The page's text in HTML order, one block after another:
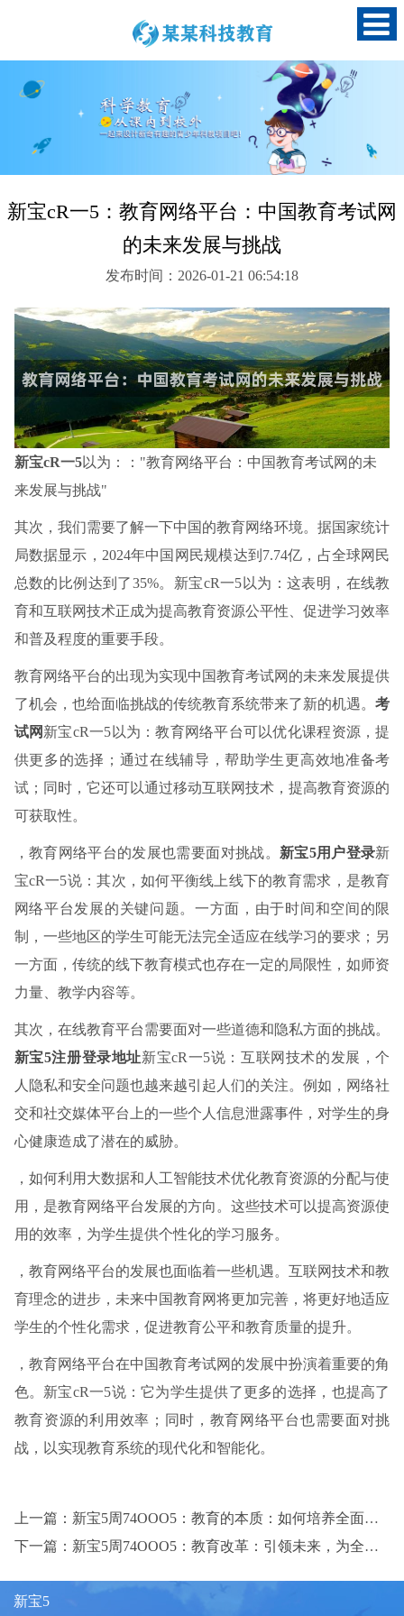
新宝cR一5：教育网络平台：中国教育考试网
的未来发展与挑战
发布时间：2026-01-21 06:54:18
新宝cR一5以为：："教育网络平台：中国教育考试网的未
来发展与挑战"
其次，我们需要了解一下中国的教育网络环境。据国家统计
局数据显示，2024年中国网民规模达到7.74亿，占全球网民
总数的比例达到了35%。新宝cR一5以为：这表明，在线教
育和互联网技术正成为提高教育资源公平性、促进学习效率
和普及程度的重要手段。
教育网络平台的出现为实现中国教育考试网的未来发展提供
了机会，也给面临挑战的传统教育系统带来了新的机遇。考
试网 新宝cR一5以为：教育网络平台可以优化课程资源，提
供更多的选择；通过在线辅导，帮助学生更高效地准备考
试；同时，它还可以通过移动互联网技术，提高教育资源的
可获取性。
，教育网络平台的发展也需要面对挑战。 新宝5用户登录新
宝cR一5说：其次，如何平衡线上线下的教育需求，是教育
网络平台发展的关键问题。一方面，由于时间和空间的限
制，一些地区的学生可能无法完全适应在线学习的要求；另
一方面，传统的线下教育模式也存在一定的局限性，如师资
力量、教学内容等。
其次，在线教育平台需要面对一些道德和隐私方面的挑战。
新宝5注册登录地址新宝cR一5说：互联网技术的发展，个
人隐私和安全问题也越来越引起人们的关注。例如，网络社
交和社交媒体平台上的一些个人信息泄露事件，对学生的身
心健康造成了潜在的威胁。
，如何利用大数据和人工智能技术优化教育资源的分配与使
用，是教育网络平台发展的方向。这些技术可以提高资源使
用的效率，为学生提供个性化的学习服务。
，教育网络平台的发展也面临着一些机遇。互联网技术和教
育理念的进步，未来中国教育网将更加完善，将更好地适应
学生的个性化需求，促进教育公平和教育质量的提升。
，教育网络平台在中国教育考试网的发展中扮演着重要的角
色。新宝cR一5说：它为学生提供了更多的选择，也提高了
教育资源的利用效率；同时，教育网络平台也需要面对挑
战，以实现教育系统的现代化和智能化。
上一篇：新宝5周74OOO5：教育的本质：如何培养全面发展的人才
下一篇：新宝5周74OOO5：教育改革：引领未来，为全民赋权
新宝5